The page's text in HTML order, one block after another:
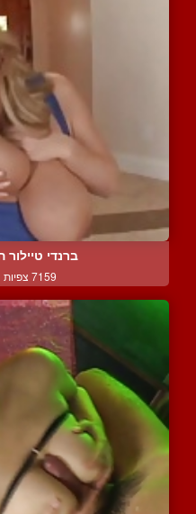
ברנדי
7159 צפיות